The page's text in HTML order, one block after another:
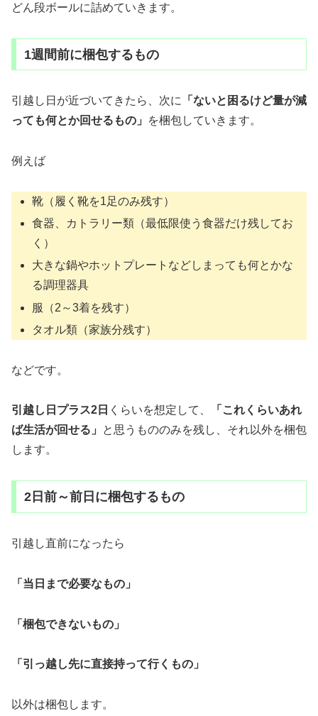
どん段ボールに詰めていきます。
1週間前に梱包するもの
引越し日が近づいてきたら、次に 「ないと困るけど量が減
っても何とか回せるもの」
を梱包していきます。
例えば
靴（履く靴を1足のみ残す）
食器、カトラリー類（最低限使う食器だけ残してお
く）
大きな鍋やホットプレートなどしまっても何とかな
る調理器具
服（2～3着を残す）
タオル類（家族分残す）
などです。
引越し日プラス2日 くらいを想定して、
「これくらいあれ
ば生活が回せる」
と思うもののみを残し、それ以外を梱包
します。
2日前～前日に梱包するもの
引越し直前になったら
「当日まで必要なもの」
「梱包できないもの」
「引っ越し先に直接持って行くもの」
以外は梱包します。